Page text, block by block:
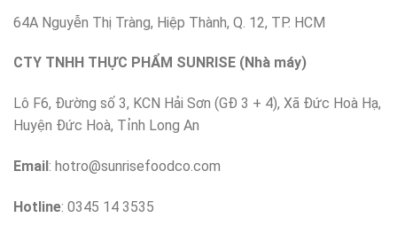
64A Nguyễn Thị Tràng, Hiệp Thành, Q. 12, TP. HCM
CTY TNHH THỰC PHẨM SUNRISE (Nhà máy)
Lô F6, Đường số 3, KCN Hải Sơn (GĐ 3 + 4), Xã Đức Hoà Hạ,
Huyện Đức Hoà, Tỉnh Long An
Email: hotro@sunrisefoodco.com
Hotline: 0345 14 3535